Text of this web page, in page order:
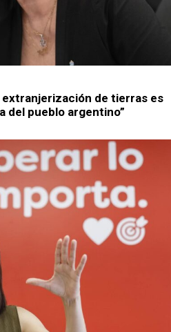
extranjerización de tierras es
del pueblo argentino”